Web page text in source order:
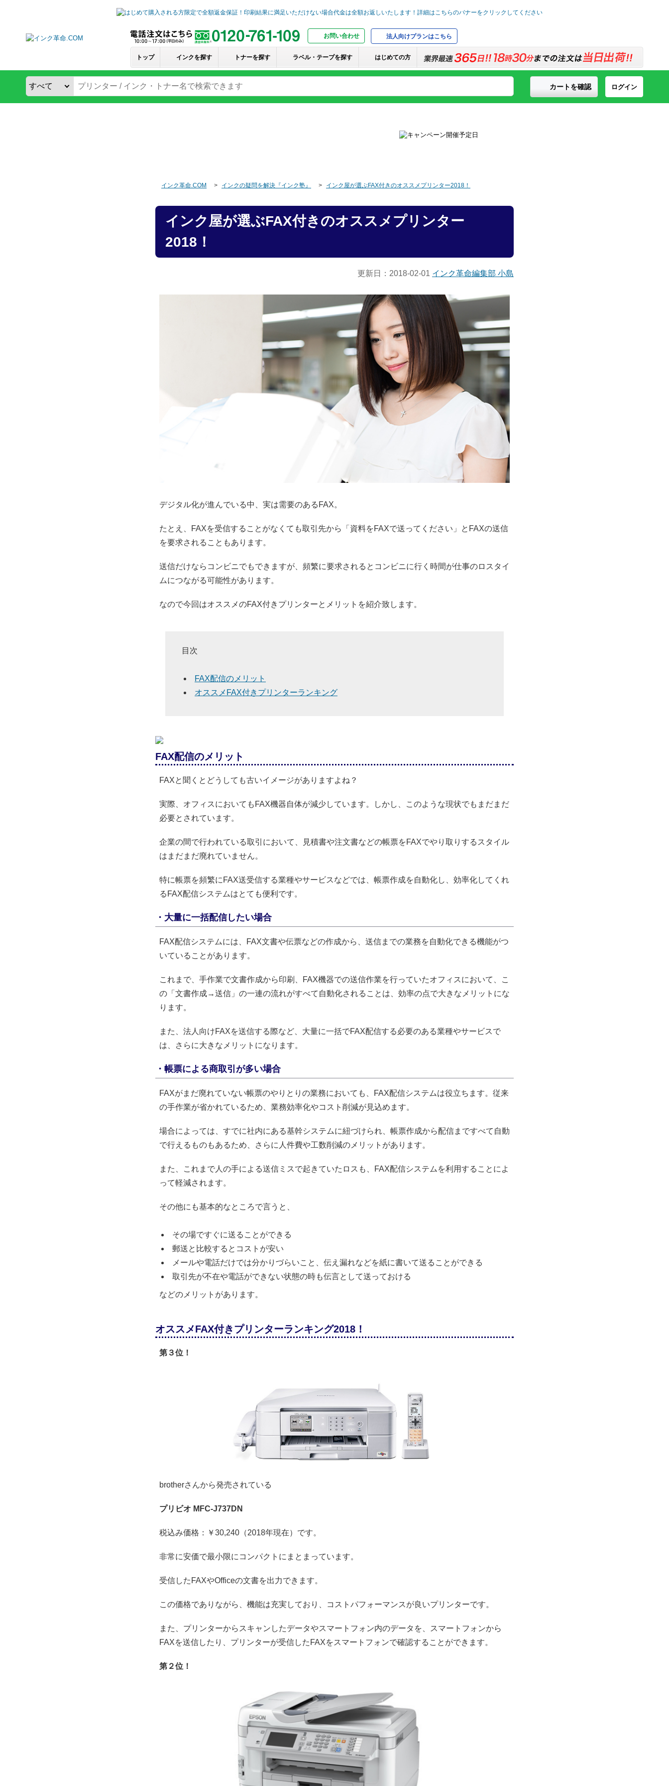
お問い合わせ 法人向けプランはこちら
トップ インクを探す トナーを探す ラベル・テープを探す はじめての方
ログイン
カートを確認
インク革命.COM インクの疑問を解決『インク塾』 インク屋が選ぶFAX付きのオススメプリンター2018！
インク屋が選ぶFAX付きのオススメプリンター
2018！
更新日：2018-02-01 インク革命編集部 小島
デジタル化が進んでいる中、実は需要のあるFAX。
たとえ、FAXを受信することがなくても取引先から「資料をFAXで送ってください」とFAXの送信
を要求されることもあります。
送信だけならコンビニでもできますが、頻繁に要求されるとコンビニに行く時間が仕事のロスタイ
ムにつながる可能性があります。
なので今回はオススメのFAX付きプリンターとメリットを紹介致します。
目次
FAX配信のメリット
オススメFAX付きプリンターランキング
FAX配信のメリット
FAXと聞くとどうしても古いイメージがありますよね？
実際、オフィスにおいてもFAX機器自体が減少しています。しかし、このような現状でもまだまだ
必要とされています。
企業の間で行われている取引において、見積書や注文書などの帳票をFAXでやり取りするスタイル
はまだまだ廃れていません。
特に帳票を頻繁にFAX送受信する業種やサービスなどでは、帳票作成を自動化し、効率化してくれ
るFAX配信システムはとても便利です。
・大量に一括配信したい場合
FAX配信システムには、FAX文書や伝票などの作成から、送信までの業務を自動化できる機能がつ
いていることがあります。
これまで、手作業で文書作成から印刷、FAX機器での送信作業を行っていたオフィスにおいて、こ
の「文書作成→送信」の一連の流れがすべて自動化されることは、効率の点で大きなメリットにな
ります。
また、法人向けFAXを送信する際など、大量に一括でFAX配信する必要のある業種やサービスで
は、さらに大きなメリットになります。
・帳票による商取引が多い場合
FAXがまだ廃れていない帳票のやりとりの業務においても、FAX配信システムは役立ちます。従来
の手作業が省かれているため、業務効率化やコスト削減が見込めます。
場合によっては、すでに社内にある基幹システムに紐づけられ、帳票作成から配信まですべて自動
で行えるものもあるため、さらに人件費や工数削減のメリットがあります。
また、これまで人の手による送信ミスで起きていたロスも、FAX配信システムを利用することによ
って軽減されます。
その他にも基本的なところで言うと、
その場ですぐに送ることができる
郵送と比較するとコストが安い
メールや電話だけでは分かりづらいこと、伝え漏れなどを紙に書いて送ることができる
取引先が不在や電話ができない状態の時も伝言として送っておける
などのメリットがあります。
オススメFAX付きプリンターランキング2018！
第３位！
brotherさんから発売されている
プリビオ MFC-J737DN
税込み価格：￥30,240（2018年現在）です。
非常に安価で最小限にコンパクトにまとまっています。
受信したFAXやOfficeの文書を出力できます。
この価格でありながら、機能は充実しており、コストパフォーマンスが良いプリンターです。
また、プリンターからスキャンしたデータやスマートフォン内のデータを、スマートフォンから
FAXを送信したり、プリンターが受信したFAXをスマートフォンで確認することができます。
第２位！